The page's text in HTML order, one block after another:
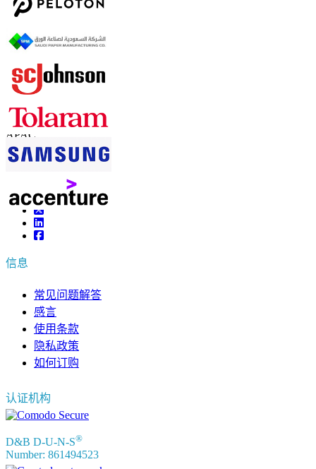
联系我们
US+1 833 909 2966 ( Toll Free )
UK+44 808 502 0280 (Toll Free )
APAC
sales@fortunebusinessinsights.com
信息
常见问题解答
感言
使用条款
隐私政策
如何订购
认证机构
D&B D-U-N-S®
Number: 861494523